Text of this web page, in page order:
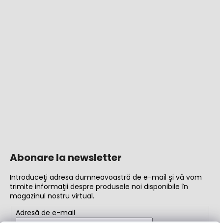
Abonare la newsletter
Introduceţi adresa dumneavoastră de e-mail şi vă vom
trimite informaţii despre produsele noi disponibile în
magazinul nostru virtual.
Adresă de e-mail